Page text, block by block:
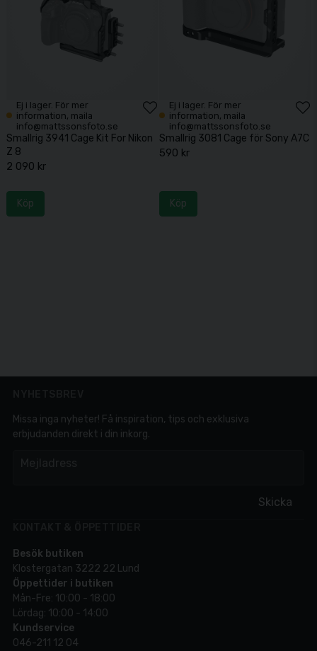
Ej i lager. För mer
information, maila
info@mattssonsfoto.se
Smallrig 3941 Cage Kit For Nikon
Z 8
2 090 kr
Köp
Ej i lager. För mer
information, maila
info@mattssonsfoto.se
Smallrig 3081 Cage för Sony A7C
590 kr
Köp
Skicka
Missa inga nyheter! Få inspiration, tips och exklusiva
erbjudanden direkt i din inkorg.
Besök butiken
Klostergatan 3222 22 Lund
Öppettider i butiken
Mån-Fre: 10:00 - 18:00
Lördag: 10:00 - 14:00
Kundservice
046-211 12 04